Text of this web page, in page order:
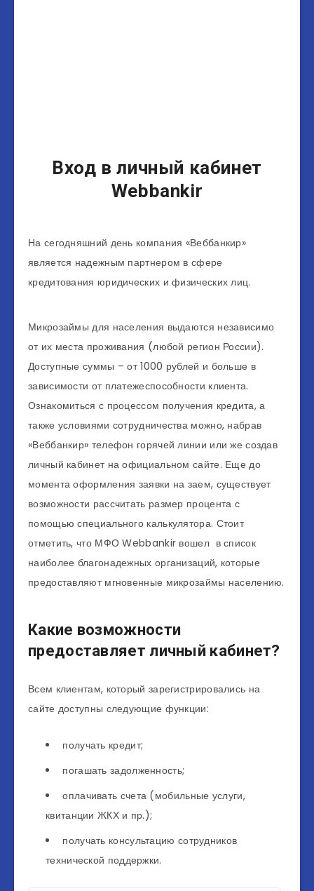
Вход в личный кабинет
Webbankir
На сегодняшний день компания «Веббанкир»
является надежным партнером в сфере
кредитования юридических и физических лиц.
Микрозаймы для населения выдаются независимо
от их места проживания (любой регион России).
Доступные суммы – от 1000 рублей и больше в
зависимости от платежеспособности клиента.
Ознакомиться с процессом получения кредита, а
также условиями сотрудничества можно, набрав
«Веббанкир» телефон горячей линии или же создав
личный кабинет на официальном сайте. Еще до
момента оформления заявки на заем, существует
возможности рассчитать размер процента с
помощью специального калькулятора. Стоит
отметить, что МФО Webbankir вошел в список
наиболее благонадежных организаций, которые
предоставляют мгновенные микрозаймы населению.
Какие возможности
предоставляет личный кабинет?
Всем клиентам, который зарегистрировались на
сайте доступны следующие функции:
получать кредит;
погашать задолженность;
оплачивать счета (мобильные услуги,
квитанции ЖКХ и пр.);
получать консультацию сотрудников
технической поддержки.